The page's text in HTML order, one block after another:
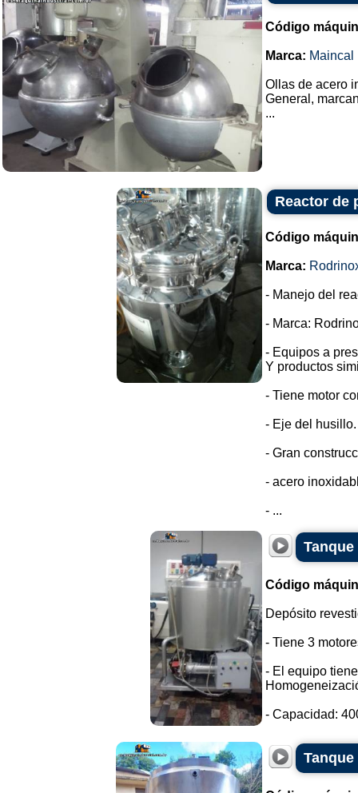
Código
Marca: Maincal
Ollas de acero
General,
...
Reactor de
Código
Marca:
- Manejo del
- Marca:
- Equipos a
Y productos
- Tiene motor
- Eje del husillo.
- Gran
- acero
- ...
Código
Depósito
- Tiene 3
- El equipo
- Capacidad: